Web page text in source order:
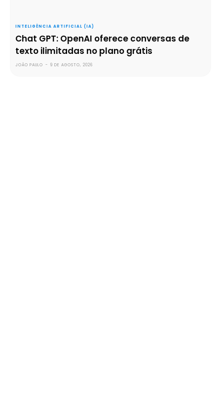
INTELIGÊNCIA ARTIFICIAL (IA)
Chat GPT: OpenAI oferece conversas de
texto ilimitadas no plano grátis
JOÃO PAULO - 9 DE AGOSTO, 2026